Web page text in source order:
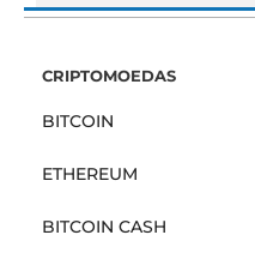
CRIPTOMOEDAS
BITCOIN
ETHEREUM
BITCOIN CASH